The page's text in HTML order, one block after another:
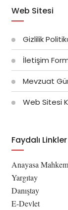
Web Sitesi
Gizlilik
İletişim
Mevzuat
Web Sitesi
Faydalı Linkler
Anayasa
Yargıtay
Danıştay
E-Devlet